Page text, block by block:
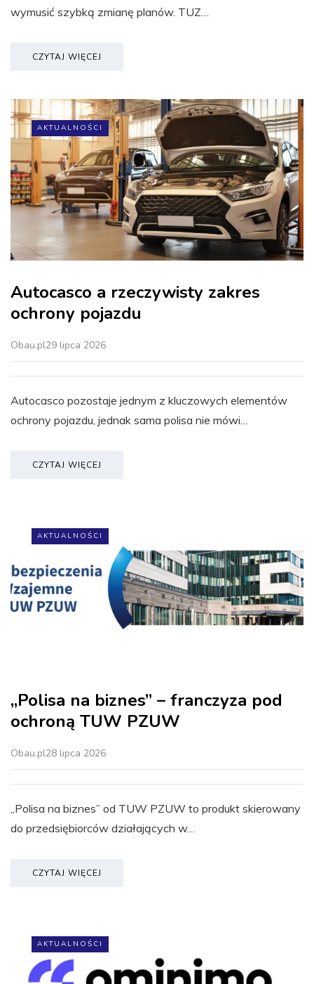
wymusić szybką zmianę planów. TUZ…
CZYTAJ WIĘCEJ
AKTUALNOŚCI
Autocasco a rzeczywisty zakres
ochrony pojazdu
Obau.pl29 lipca 2026
Autocasco pozostaje jednym z kluczowych elementów
ochrony pojazdu, jednak sama polisa nie mówi…
CZYTAJ WIĘCEJ
AKTUALNOŚCI
„Polisa na biznes” – franczyza pod
ochroną TUW PZUW
Obau.pl28 lipca 2026
„Polisa na biznes” od TUW PZUW to produkt skierowany
do przedsiębiorców działających w…
CZYTAJ WIĘCEJ
AKTUALNOŚCI